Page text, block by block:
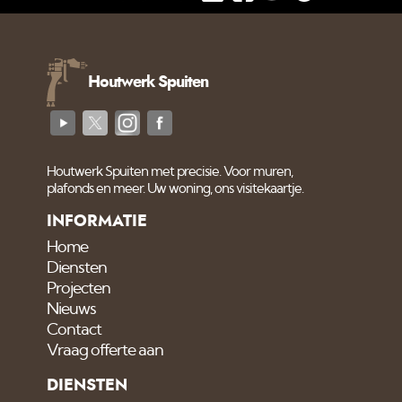
Houtwerk Spuiten
Houtwerk Spuiten met precisie. Voor muren,
plafonds en meer. Uw woning, ons visitekaartje.
INFORMATIE
Home
Diensten
Projecten
Nieuws
Contact
Vraag offerte aan
DIENSTEN